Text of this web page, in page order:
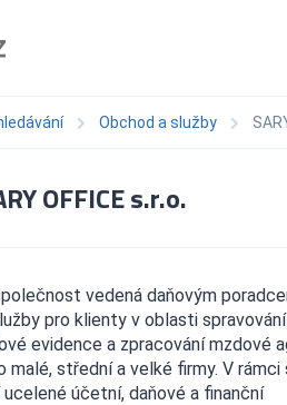
Obchod a služby
OFFICE s.r.o.
vedená daňovým
pro klienty v oblasti
evidence a zpracování mzdové
malé, střední a velké firmy. V rámci
účetní, daňové a finanční